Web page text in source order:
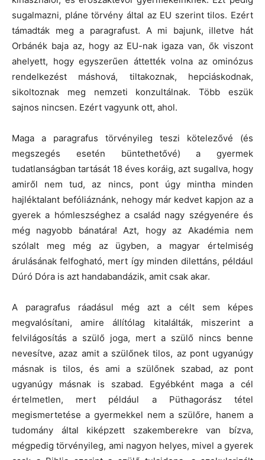
sugalmazni, pláne törvény által az EU szerint tilos. Ezért
támadták meg a paragrafust. A mi bajunk, illetve hát
Orbánék baja az, hogy az EU-nak igaza van, ők viszont
ahelyett, hogy egyszerűen áttették volna az ominózus
rendelkezést máshová, tiltakoznak, hepciáskodnak,
sikoltoznak meg nemzeti konzultálnak. Több eszük
sajnos nincsen. Ezért vagyunk ott, ahol.
Maga a paragrafus törvényileg teszi kötelezővé (és
megszegés esetén büntethetővé) a gyermek
tudatlanságban tartását 18 éves koráig, azt sugallva, hogy
amiről nem tud, az nincs, pont úgy mintha minden
hajléktalant befóliáznánk, nehogy már kedvet kapjon az a
gyerek a hómleszséghez a család nagy szégyenére és
még nagyobb bánatára! Azt, hogy az Akadémia nem
szólalt meg még az ügyben, a magyar értelmiség
árulásának felfogható, mert így minden dilettáns, például
Dúró Dóra is azt handabandázik, amit csak akar.
A paragrafus ráadásul még azt a célt sem képes
megvalósítani, amire állítólag kitalálták, miszerint a
felvilágosítás a szülő joga, mert a szülő nincs benne
nevesítve, azaz amit a szülőnek tilos, az pont ugyanúgy
másnak is tilos, és ami a szülőnek szabad, az pont
ugyanúgy másnak is szabad. Egyébként maga a cél
értelmetlen, mert például a Püthagorász tétel
megismertetése a gyermekkel nem a szülőre, hanem a
tudomány által kiképzett szakemberekre van bízva,
mégpedig törvényileg, ami nagyon helyes, mivel a gyerek